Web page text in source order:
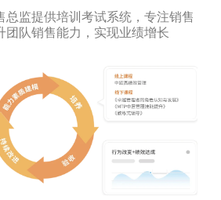
总监提供培训考试系统，专注销售
团队销售能力，实现业绩增长